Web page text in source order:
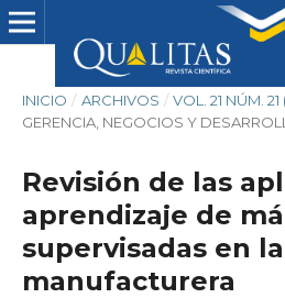
INICIO / ARCHIVOS / VOL. 21 NÚM.
GERENCIA, NEGOCIOS Y
Revisión de las
aprendizaje de
supervisadas en
manufacturera